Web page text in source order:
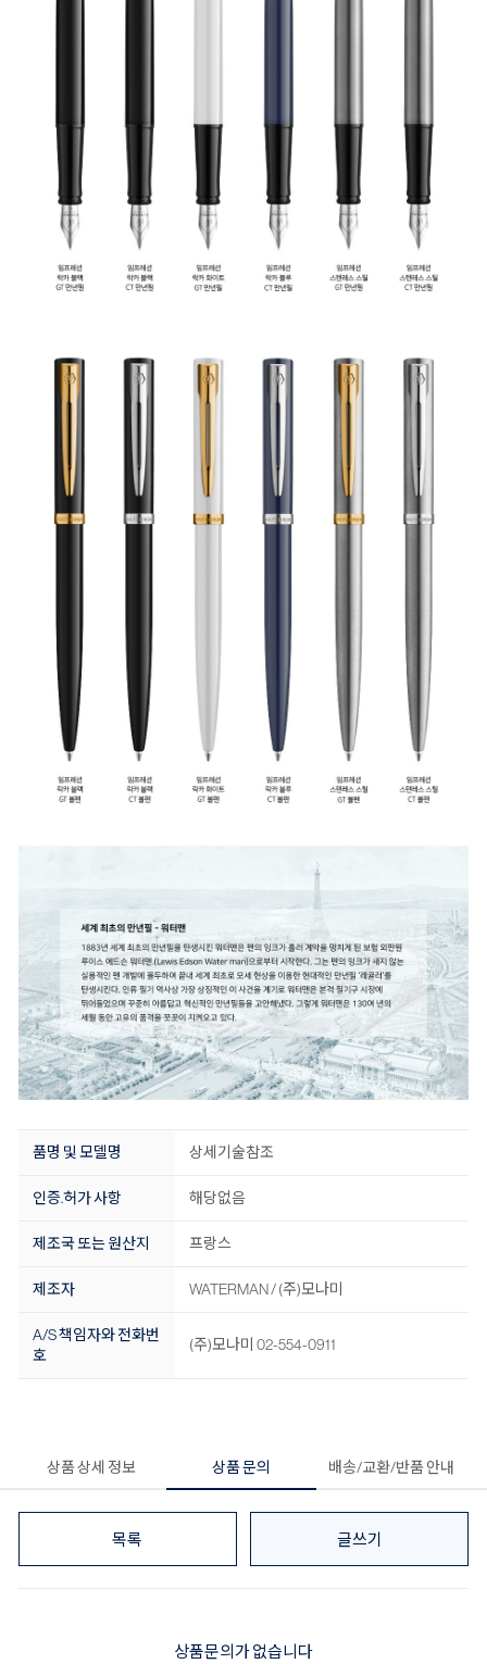
품명 및 모델명 상세기술참조
인증.허가 사항 해당없음
제조국 또는 원산지 프랑스
제조자 WATERMAN / (주)모나미
A/S 책임자와 전화번
호
(주)모나미 02-554-0911
상품 상세 정보 상품 문의 배송/교환/반품 안내
목록 글쓰기
상품문의가 없습니다